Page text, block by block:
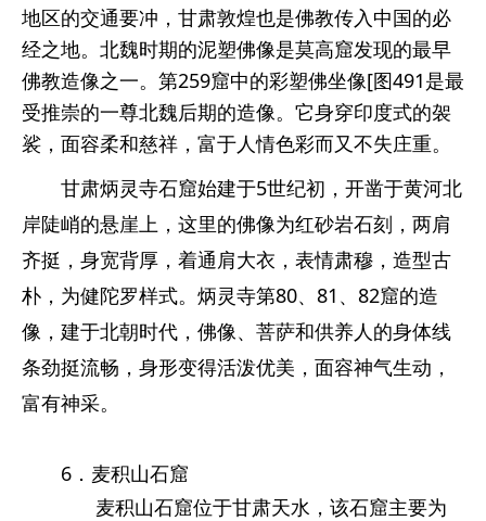
地区的交通要冲，甘肃敦煌也是佛教传入中国的必
经之地。北魏时期的泥塑佛像是莫高窟发现的最早
佛教造像之一。第259窟中的彩塑佛坐像[图491是最
受推崇的一尊北魏后期的造像。它身穿印度式的袈
裟，面容柔和慈祥，富于人情色彩而又不失庄重。
甘肃炳灵寺石窟始建于5世纪初，开凿于黄河北
岸陡峭的悬崖上，这里的佛像为红砂岩石刻，两肩
齐挺，身宽背厚，着通肩大衣，表情肃穆，造型古
朴，为健陀罗样式。炳灵寺第80、81、82窟的造
像，建于北朝时代，佛像、菩萨和供养人的身体线
条劲挺流畅，身形变得活泼优美，面容神气生动，
富有神采。
6．麦积山石窟
麦积山石窟位于甘肃天水，该石窟主要为